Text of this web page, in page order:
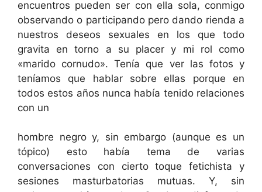
encuentros pueden ser con ella sola, conmigo
observando o participando pero dando rienda a
nuestros deseos sexuales en los que todo
gravita en torno a su placer y mi rol como
«marido cornudo». Tenía que ver las fotos y
teníamos que hablar sobre ellas porque en
todos estos años nunca había tenido relaciones
con un
hombre negro y, sin embargo (aunque es un
tópico) esto había tema de varias
conversaciones con cierto toque fetichista y
sesiones masturbatorias mutuas. Y, sin